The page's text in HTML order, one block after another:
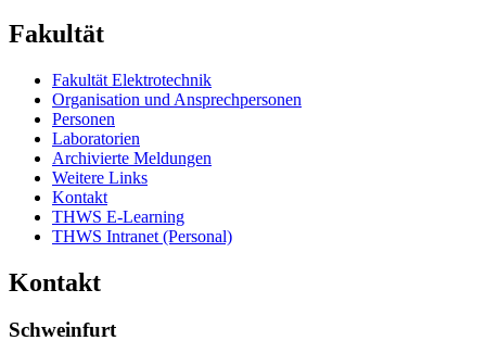
Fakultät
Fakultät Elektrotechnik
Organisation und Ansprechpersonen
Personen
Laboratorien
Archivierte Meldungen
Weitere Links
Kontakt
THWS E-Learning
THWS Intranet (Personal)
Kontakt
Schweinfurt